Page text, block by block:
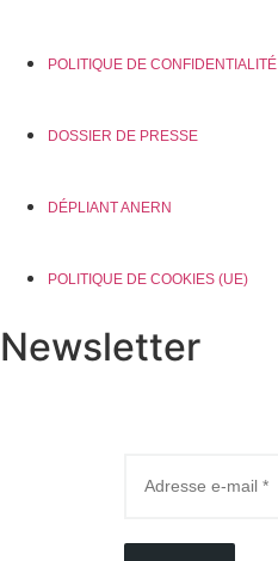
POLITIQUE DE CONFIDENTIALITÉ
DOSSIER DE PRESSE
DÉPLIANT ANERN
POLITIQUE DE COOKIES (UE)
Newsletter